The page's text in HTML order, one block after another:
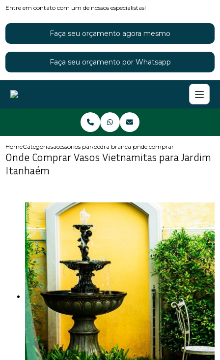
Entre em contato com um de nossos especialistas!
Faça seu orçamento agora mesmo
Faça seu orçamento por Whatsapp
HomeCategoriasacessorios para jardinspedra branca para jardim
onde comprar vasos
Onde Comprar Vasos Vietnamitas para Jardim
Itanhaém